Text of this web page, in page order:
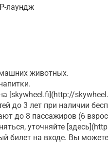
лаундж
животных.
[skywheel.fi](http://
до 3 лет при наличии
до 8 пассажиров (6
уточняйте
билет на входе. Вы